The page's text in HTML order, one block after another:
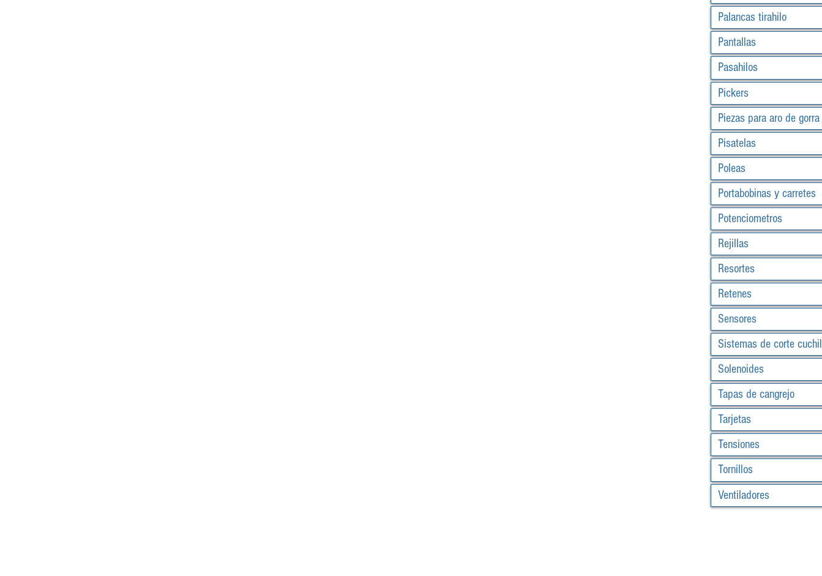
Palancas tirahilo
Pantallas
Pasahilos
Pickers
Piezas para aro de gorra
Pisatelas
Poleas
Portabobinas y carretes
Potenciometros
Rejillas
Resortes
Retenes
Sensores
Sistemas de corte
Solenoides
Tapas de cangrejo
Tarjetas
Tensiones
Tornillos
Ventiladores